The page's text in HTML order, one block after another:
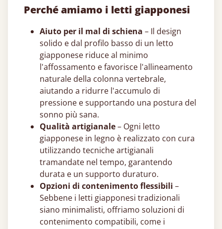
Perché amiamo i letti giapponesi​
Aiuto per il mal di schiena – Il design
solido e dal profilo basso di un letto
giapponese​ riduce al minimo
l'affossamento e favorisce l'allineamento
naturale della colonna vertebrale,
aiutando a ridurre l'accumulo di
pressione e supportando una postura del
sonno più sana.
Qualità artigianale– Ogni letto
giapponese​ in legno è realizzato con cura
utilizzando tecniche artigianali
tramandate nel tempo, garantendo
durata e un supporto duraturo.
Opzioni di contenimento flessibili –
Sebbene i letti giapponesi​ tradizionali
siano minimalisti, offriamo soluzioni di
contenimento compatibili, come i